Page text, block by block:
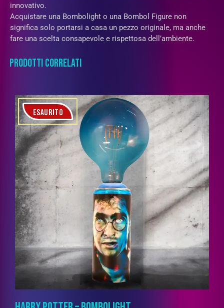
innovativo.
Acquistare una Bombolight o una Bombol Figure non
significa solo portarsi a casa un pezzo originale, ma anche
fare una scelta consapevole e rispettosa dell’ambiente.
PRODOTTI CORRELATI
ESAURITO